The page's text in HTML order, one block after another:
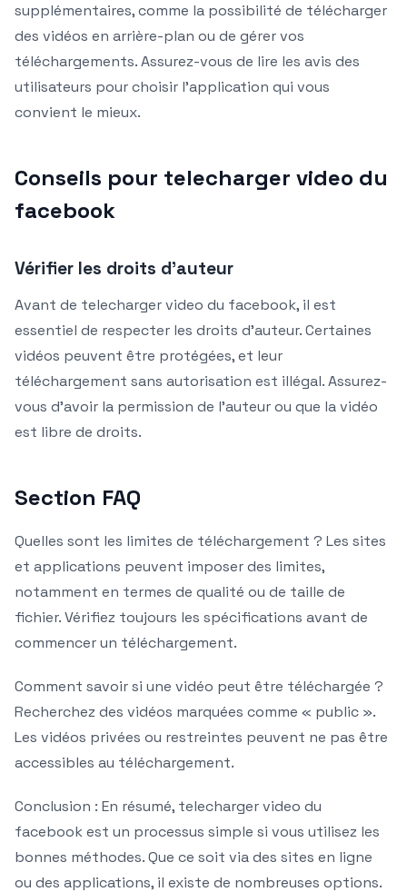
supplémentaires, comme la possibilité de télécharger
des vidéos en arrière-plan ou de gérer vos
téléchargements. Assurez-vous de lire les avis des
utilisateurs pour choisir l’application qui vous
convient le mieux.
Conseils pour telecharger video du
facebook
Vérifier les droits d’auteur
Avant de telecharger video du facebook, il est
essentiel de respecter les droits d’auteur. Certaines
vidéos peuvent être protégées, et leur
téléchargement sans autorisation est illégal. Assurez-
vous d’avoir la permission de l’auteur ou que la vidéo
est libre de droits.
Section FAQ
Quelles sont les limites de téléchargement ? Les sites
et applications peuvent imposer des limites,
notamment en termes de qualité ou de taille de
fichier. Vérifiez toujours les spécifications avant de
commencer un téléchargement.
Comment savoir si une vidéo peut être téléchargée ?
Recherchez des vidéos marquées comme « public ».
Les vidéos privées ou restreintes peuvent ne pas être
accessibles au téléchargement.
Conclusion : En résumé, telecharger video du
facebook est un processus simple si vous utilisez les
bonnes méthodes. Que ce soit via des sites en ligne
ou des applications, il existe de nombreuses options.